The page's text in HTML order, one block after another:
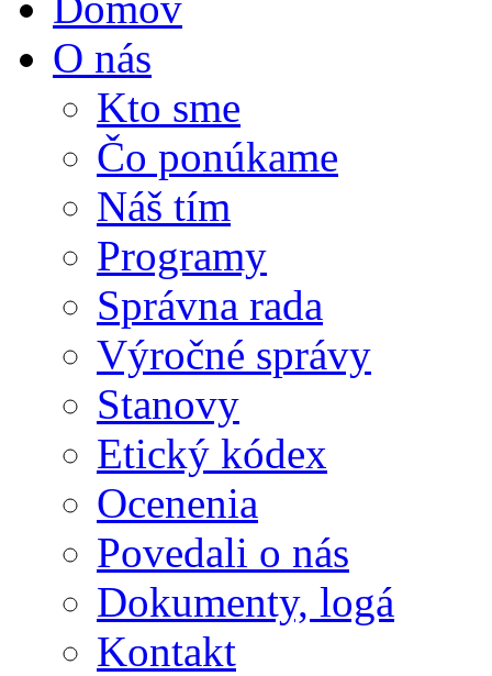
O nás
Kto sme
Čo ponúkame
Náš tím
Programy
Správna rada
Výročné správy
Stanovy
Etický kódex
Ocenenia
Povedali o nás
Dokumenty, logá
Kontakt